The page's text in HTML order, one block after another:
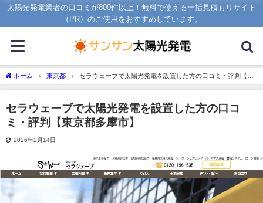
太陽光発電業者の口コミが800件以上！無料で使える一括見積もりサイト
（PR）のご使用をおすすめしています。
ホーム 東京都
セラウェーブで太陽光発電を設置した方の口コミ・評判【東
京都多摩市】
セラウェーブで太陽光発電を設置した方の口コ
ミ・評判【東京都多摩市】
2026年2月14日